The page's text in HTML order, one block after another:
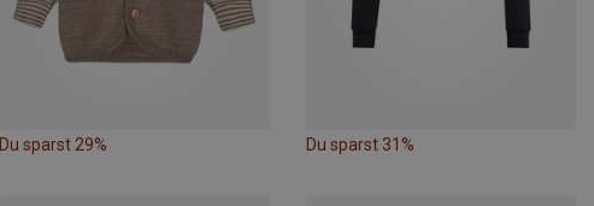
Du sparst 29% Du sparst 31%